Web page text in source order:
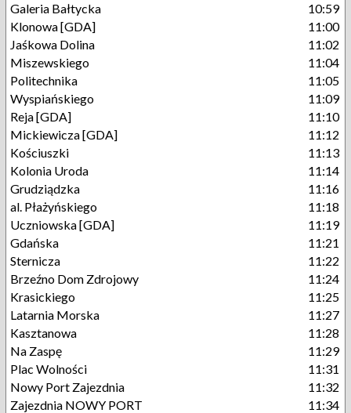
Galeria Bałtycka
10:59
Klonowa [GDA]
11:00
Jaśkowa Dolina
11:02
Miszewskiego
11:04
Politechnika
11:05
Wyspiańskiego
11:09
Reja [GDA]
11:10
Mickiewicza [GDA]
11:12
Kościuszki
11:13
Kolonia Uroda
11:14
Grudziądzka
11:16
al. Płażyńskiego
11:18
Uczniowska [GDA]
11:19
Gdańska
11:21
Sternicza
11:22
Brzeźno Dom Zdrojowy
11:24
Krasickiego
11:25
Latarnia Morska
11:27
Kasztanowa
11:28
Na Zaspę
11:29
Plac Wolności
11:31
Nowy Port Zajezdnia
11:32
Zajezdnia NOWY PORT
11:34